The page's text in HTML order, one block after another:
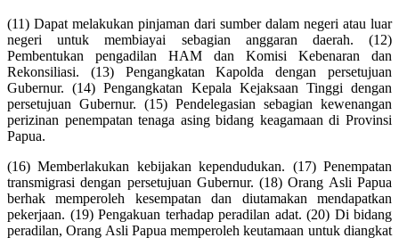
(11) Dapat melakukan pinjaman dari sumber dalam negeri atau luar
negeri untuk membiayai sebagian anggaran daerah. (12)
Pembentukan pengadilan HAM dan Komisi Kebenaran dan
Rekonsiliasi. (13) Pengangkatan Kapolda dengan persetujuan
Gubernur. (14) Pengangkatan Kepala Kejaksaan Tinggi dengan
persetujuan Gubernur. (15) Pendelegasian sebagian kewenangan
perizinan penempatan tenaga asing bidang keagamaan di Provinsi
Papua.
(16) Memberlakukan kebijakan kependudukan. (17) Penempatan
transmigrasi dengan persetujuan Gubernur. (18) Orang Asli Papua
berhak memperoleh kesempatan dan diutamakan mendapatkan
pekerjaan. (19) Pengakuan terhadap peradilan adat. (20) Di bidang
peradilan, Orang Asli Papua memperoleh keutamaan untuk diangkat